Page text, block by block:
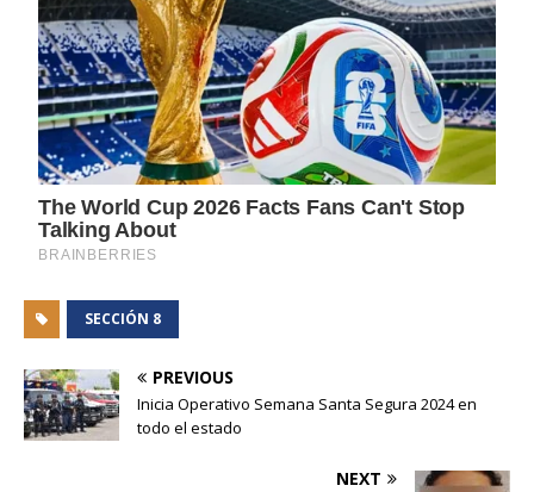
SECCIÓN 8
PREVIOUS
Inicia Operativo Semana Santa Segura 2024 en
todo el estado
NEXT